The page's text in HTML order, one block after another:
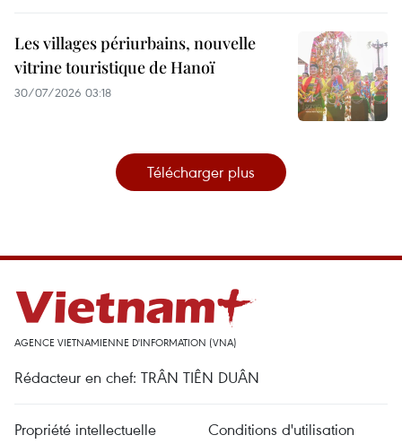
Les villages périurbains, nouvelle
vitrine touristique de Hanoï
30/07/2026 03:18
Télécharger plus
AGENCE VIETNAMIENNE D'INFORMATION (VNA)
Rédacteur en chef: TRÂN TIÊN DUÂN
Propriété intellectuelle Conditions d'utilisation